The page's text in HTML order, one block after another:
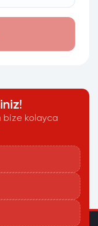
bize kolayca